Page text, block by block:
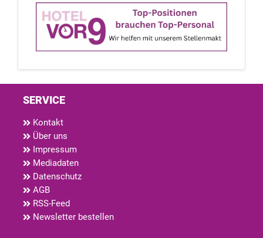
SERVICE
Kontakt
Über uns
Impressum
Mediadaten
Datenschutz
AGB
RSS-Feed
Newsletter bestellen